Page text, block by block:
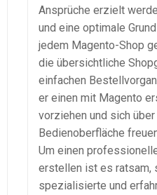
Ansprüche erzielt
und eine optimale
jedem Magento-Shop
die übersichtliche
einfachen
er einen mit Magento
vorziehen und sich
Bedienoberfläche
Um einen
erstellen ist es ratsam,
spezialisierte und